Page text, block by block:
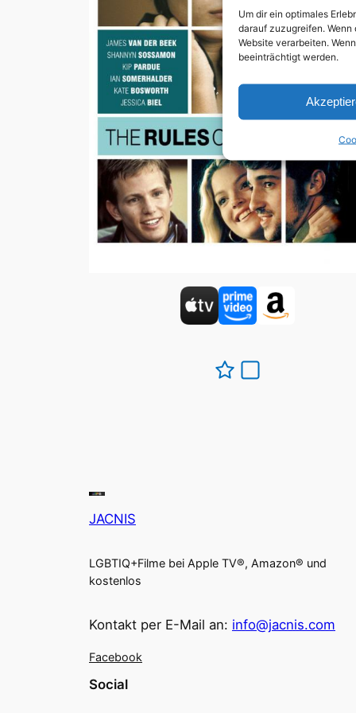
Um dir ein optimales
darauf zuzugreifen.
Website verarbeiten.
beeinträchtigt werden.
JACNIS
LGBTIQ+Filme bei Apple TV®, Amazon® und
kostenlos
Kontakt per E-Mail an: info@jacnis.com
Facebook
Social